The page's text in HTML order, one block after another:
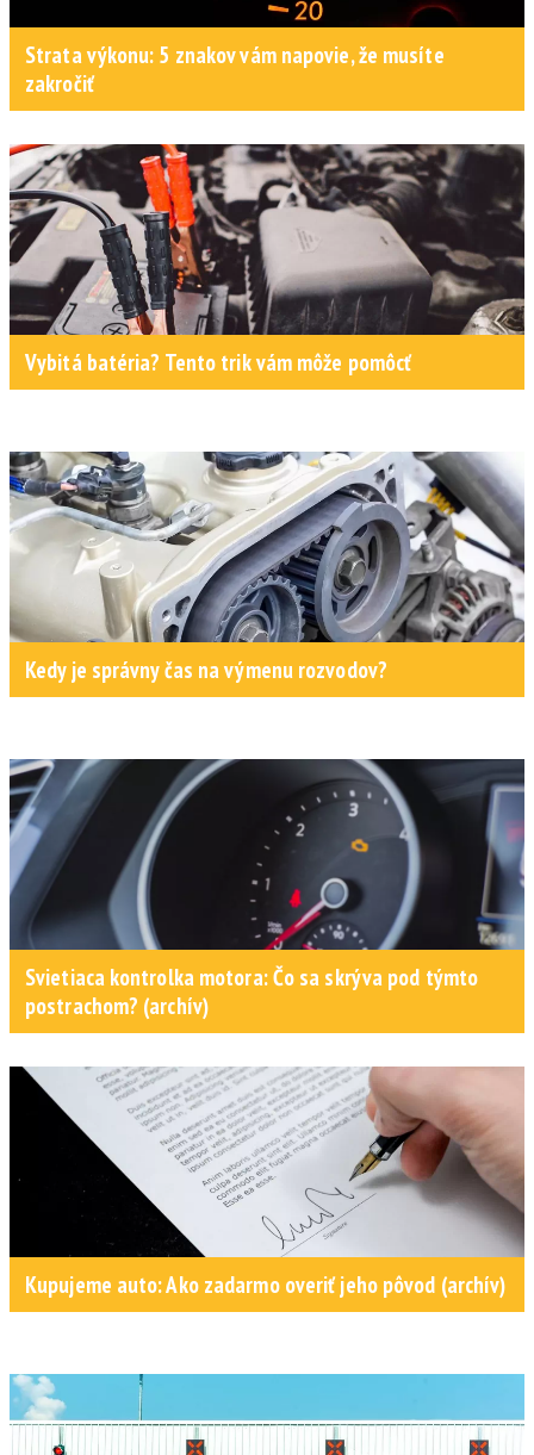
Strata výkonu: 5 znakov vám napovie, že musíte
zakročiť
Vybitá batéria? Tento trik vám môže pomôcť
Kedy je správny čas na výmenu rozvodov?
Svietiaca kontrolka motora: Čo sa skrýva pod týmto
postrachom? (archív)
Kupujeme auto: Ako zadarmo overiť jeho pôvod (archív)